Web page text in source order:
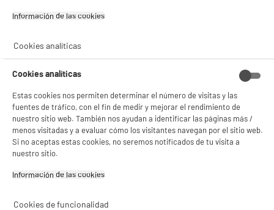
Garantía incluida :
Hastaagosto 2029
Cambio por uno nuevo o por un cupón canjeable
Características
Marca HIGH ONE
Tipo de producto
Información de las cookies‎
Cookies analíticas
Cookies analíticas
Estas cookies nos permiten determinar el número de visitas y las
fuentes de tráfico, con el fin de medir y mejorar el rendimiento de
nuestro sitio web. También nos ayudan a identificar las páginas más /
menos visitadas y a evaluar cómo los visitantes navegan por el sitio web.
Si no aceptas estas cookies, no seremos notificados de tu visita a
nuestro sitio.
Información de las cookies‎
Cookies de funcionalidad